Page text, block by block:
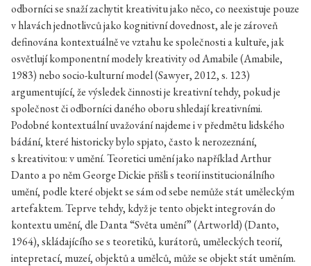
odborníci se snaží zachytit kreativitu jako něco, co neexistuje pouze
v hlavách jednotlivců jako kognitivní dovednost, ale je zároveň
definována kontextuálně ve vztahu ke společnosti a kultuře, jak
osvětlují komponentní modely kreativity od Amabile (Amabile,
1983) nebo socio-kulturní model (Sawyer, 2012, s. 123)
argumentující, že výsledek činnosti je kreativní tehdy, pokud je
společnost či odborníci daného oboru shledají kreativními.
Podobné kontextuální uvažování najdeme i v předmětu lidského
bádání, které historicky bylo spjato, často k nerozeznání,
s kreativitou: v umění. Teoretici umění jako například Arthur
Danto a po něm George Dickie přišli s teorií institucionálního
umění, podle které objekt se sám od sebe nemůže stát uměleckým
artefaktem. Teprve tehdy, když je tento objekt integrován do
kontextu umění, dle Danta “Světa umění” (Artworld) (Danto,
1964), skládajícího se s teoretiků, kurátorů, uměleckých teorií,
intepretací, muzeí, objektů a umělců, může se objekt stát uměním.